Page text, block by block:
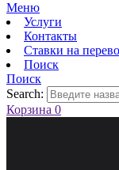
Меню
Услуги
Контакты
Ставки на
Поиск
Поиск
Search:
Корзина 0